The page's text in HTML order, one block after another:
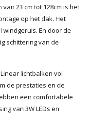
23 cm tot 128cm is het
op het dak. Het
En door de
schittering van de
lichtbalken vol
de prestaties en de
een comfortabele
van 3W LEDs en